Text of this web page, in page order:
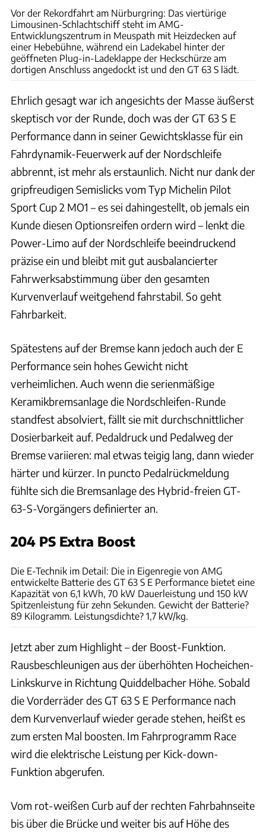
Vor der Rekordfahrt am Nürburgring: Das viertürige
Limousinen-Schlachtschiff steht im AMG-
Entwicklungszentrum in Meuspath mit Heizdecken auf
einer Hebebühne, während ein Ladekabel hinter der
geöffneten Plug-in-Ladeklappe der Heckschürze am
dortigen Anschluss angedockt ist und den GT 63 S lädt.
Ehrlich gesagt war ich angesichts der Masse äußerst
skeptisch vor der Runde, doch was der GT 63 S E
Performance dann in seiner Gewichtsklasse für ein
Fahrdynamik-Feuerwerk auf der Nordschleife
abbrennt, ist mehr als erstaunlich. Nicht nur dank der
gripfreudigen Semislicks vom Typ Michelin Pilot
Sport Cup 2 MO1 – es sei dahingestellt, ob jemals ein
Kunde diesen Optionsreifen ordern wird – lenkt die
Power-Limo auf der Nordschleife beeindruckend
präzise ein und bleibt mit gut ausbalancierter
Fahrwerksabstimmung über den gesamten
Kurvenverlauf weitgehend fahrstabil. So geht
Fahrbarkeit.
Spätestens auf der Bremse kann jedoch auch der E
Performance sein hohes Gewicht nicht
verheimlichen. Auch wenn die serienmäßige
Keramikbremsanlage die Nordschleifen-Runde
standfest absolviert, fällt sie mit durchschnittlicher
Dosierbarkeit auf. Pedaldruck und Pedalweg der
Bremse variieren: mal etwas teigig lang, dann wieder
härter und kürzer. In puncto Pedalrückmeldung
fühlte sich die Bremsanlage des Hybrid-freien GT-
63-S-Vorgängers definierter an.
204 PS Extra Boost
Die E-Technik im Detail: Die in Eigenregie von AMG
entwickelte Batterie des GT 63 S E Performance bietet eine
Kapazität von 6,1 kWh, 70 kW Dauerleistung und 150 kW
Spitzenleistung für zehn Sekunden. Gewicht der Batterie?
89 Kilogramm. Leistungsdichte? 1,7 kW/kg.
Jetzt aber zum Highlight – der Boost-Funktion.
Rausbeschleunigen aus der überhöhten Hocheichen-
Linkskurve in Richtung Quiddelbacher Höhe. Sobald
die Vorderräder des GT 63 S E Performance nach
dem Kurvenverlauf wieder gerade stehen, heißt es
zum ersten Mal boosten. Im Fahrprogramm Race
wird die elektrische Leistung per Kick-down-
Funktion abgerufen.
Vom rot-weißen Curb auf der rechten Fahrbahnseite
bis über die Brücke und weiter bis auf Höhe des